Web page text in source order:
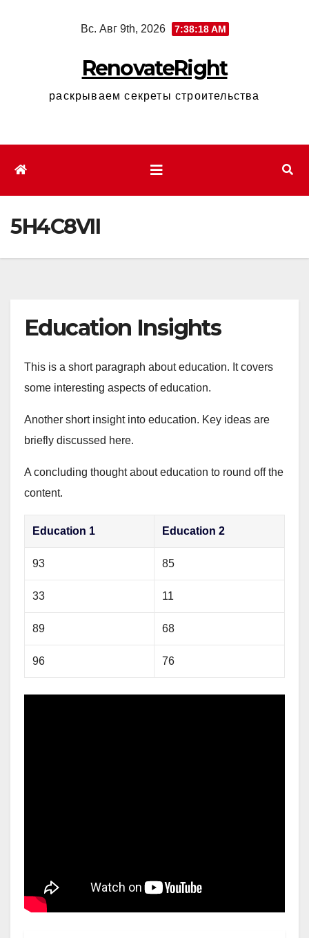
Вс. Авг 9th, 2026 7:38:19 AM
RenovateRight
раскрываем секреты строительства
5H4C8VII
Education Insights
This is a short paragraph about education. It covers
some interesting aspects of education.
Another short insight into education. Key ideas are
briefly discussed here.
A concluding thought about education to round off the
content.
Education 1 Education 2
93 85
33 11
89 68
96 76